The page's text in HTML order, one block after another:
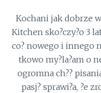
Kochani jak dobrze
Kitchen sko?czy?o 3
co? nowego i innego
tkowo my?la?am o
ogromna ch??
pasj? sprawi?a, ?e